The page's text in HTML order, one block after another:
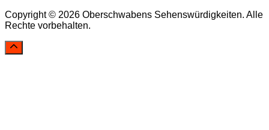
Copyright © 2026 Oberschwabens Sehenswürdigkeiten. Alle
Rechte vorbehalten.